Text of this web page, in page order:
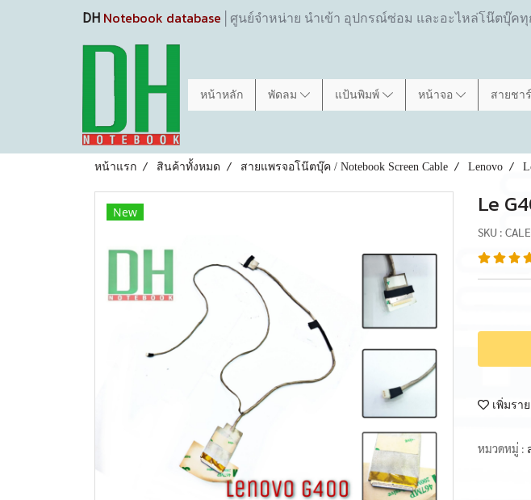
DH Notebook database │ศูนย์จำหน่าย นำเข้า อุปกรณ์ซ่อม และอะไหล่โน๊ตบุ๊ค
หน้าหลัก พัดลม แป้นพิมพ์ หน้าจอ สายชา
หน้าแรก สินค้าทั้งหมด สายแพรจอโน๊ตบุ๊ค / Notebook Screen Cable Lenovo
New Le
SKU :
เพิ่มรา
หมวดหมู่ :